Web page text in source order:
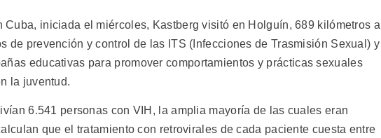
Cuba, iniciada el miércoles, Kastberg visitó en Holguín, 689 kilómetros
de prevención y control de las ITS (Infecciones de Trasmisión Sexual) y
educativas para promover comportamientos y prácticas sexuales
la juventud.
6.541 personas con VIH, la amplia mayoría de las cuales eran
que el tratamiento con retrovirales de cada paciente cuesta entre